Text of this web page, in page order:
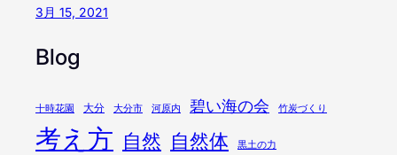
3月 15, 2021
Blog
十時花園 大分 大分市 河原内 碧い海の会 竹炭づくり
考え方 自然 自然体 黒土の力